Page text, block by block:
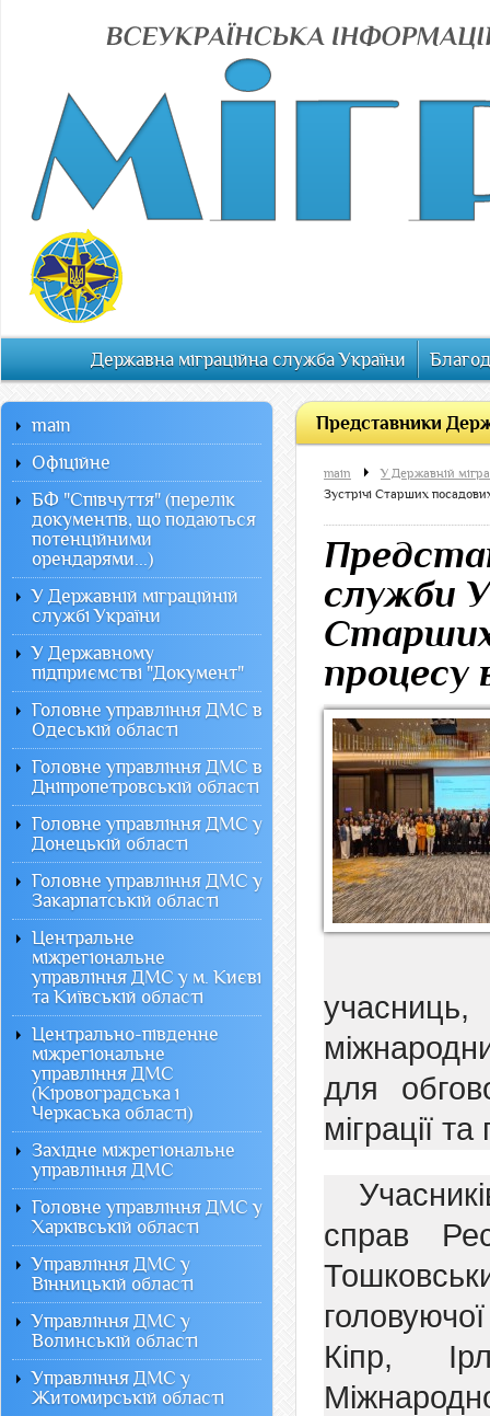
Державна міграційна служба України
Представники
main
У Державній
Зустрічі Старших
служби
Старших
процесу
для
міграції
справ
Кіпр,
main
Офiцiйне
БФ "Співчуття" (перелік
документів, що подаються
потенційними
орендарями...)
У Державній міграційній
службі України
У Державному
підприємстві "Документ"
Головне управління ДМС в
Одеській області
Головне управління ДМС в
Дніпропетровській області
Головне управління ДМС у
Донецькій області
Головне управління ДМС у
Закарпатській області
Центральне
міжрегіональне
управління ДМС у м. Києві
та Київській області
Центрально-південне
міжрегіональне
управління ДМС
(Кіровоградська і
Черкаська області)
Західне міжрегіональне
управління ДМС
Головне управління ДМС у
Харківській області
Управління ДМС у
Вінницькій області
Управління ДМС у
Волинській області
Управління ДМС у
Житомирській області